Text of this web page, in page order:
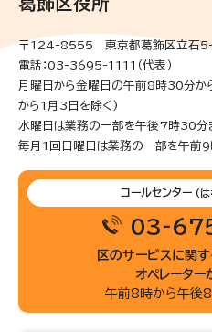
〒124-8555 東京都葛飾区立石
電話：03-3695-1111（代表）
月曜日から金曜日の午前8時30分か
から1月3日を除く)
水曜日は業務の一部を午後7時30分
毎月1回日曜日は業務の一部を午前9
コールセンター (は
03-
区のサービスに関
オペレーター
午前8時から午後